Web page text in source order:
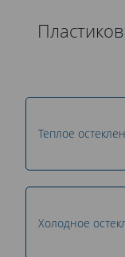
Теплое
Холодное